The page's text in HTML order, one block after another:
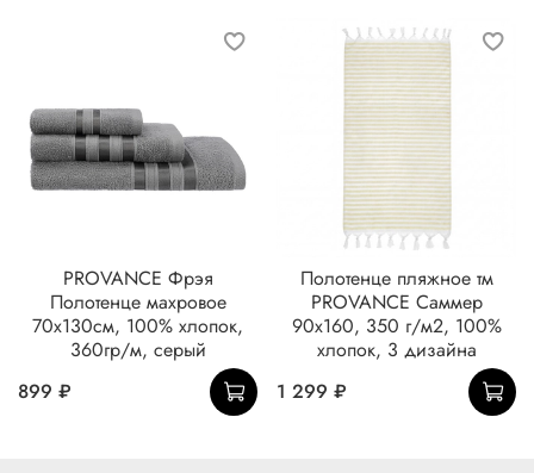
PROVANCE Фрэя
Полотенце махровое
70х130см, 100% хлопок,
360гр/м, серый
899 ₽
Полотенце пляжное тм
PROVANCE Саммер
90х160, 350 г/м2, 100%
хлопок, 3 дизайна
1 299 ₽